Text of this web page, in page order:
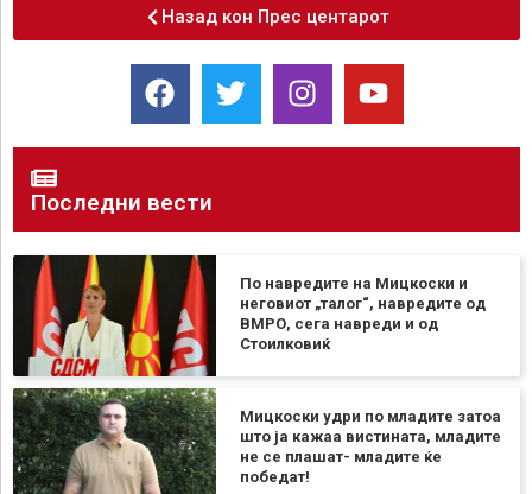
Назад кон Прес центарот
Последни вести
По навредите на Мицкоски и
неговиот „талог“, навредите од
ВМРО, сега навреди и од
Стоилковиќ
Мицкоски удри по младите затоа
што ја кажаа вистината, младите
не се плашат- младите ќе
победат!